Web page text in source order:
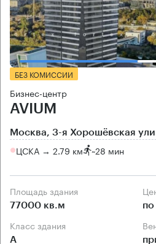
БЕЗ КОМИССИИ
Бизнес-центр
AVIUM
Москва, 3-я Хорошёвская
ЦСКА → 2.79 км ~28 мин
Площадь здания
77000 кв.м по
Класс здания
А